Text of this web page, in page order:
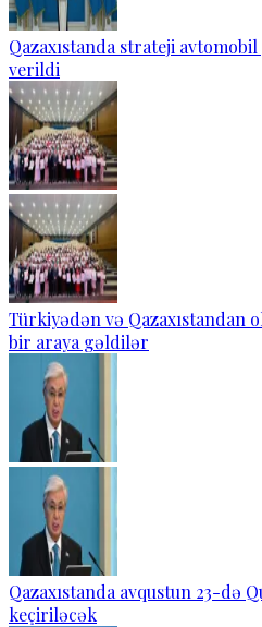
Qazaxıstanda strateji
verildi
Türkiyədən və Qazaxıstandan
bir araya gəldilər
Qazaxıstanda avqustun 23-də
keçiriləcək